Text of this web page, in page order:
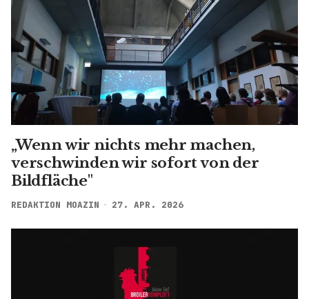
„Wenn wir nichts mehr machen,
verschwinden wir sofort von der
Bildfläche"
REDAKTION MOAZIN 27. APR. 2026